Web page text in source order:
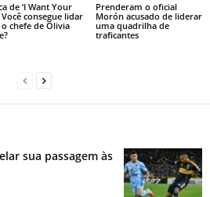
de ‘I Want Your
Você consegue lidar
chefe de Olivia
Prenderam o oficial
Morón acusado de liderar
uma quadrilha de
traficantes
sua passagem às